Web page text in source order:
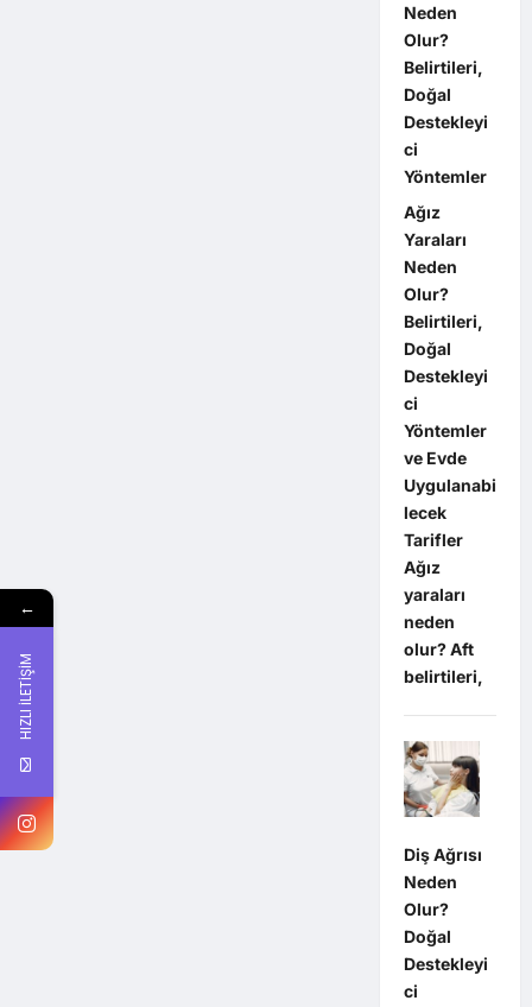
Neden
Olur?
Belirtileri,
Doğal
Destekleyi
ci
Yöntemler
Ağız
Yaraları
Neden
Olur?
Belirtileri,
Doğal
Destekleyi
ci
Yöntemler
ve Evde
Uygulanabi
lecek
Tarifler
Ağız
yaraları
neden
olur? Aft
belirtileri,
Diş Ağrısı
Neden
Olur?
Doğal
Destekleyi
ci
←
HIZLI İLETİŞİM